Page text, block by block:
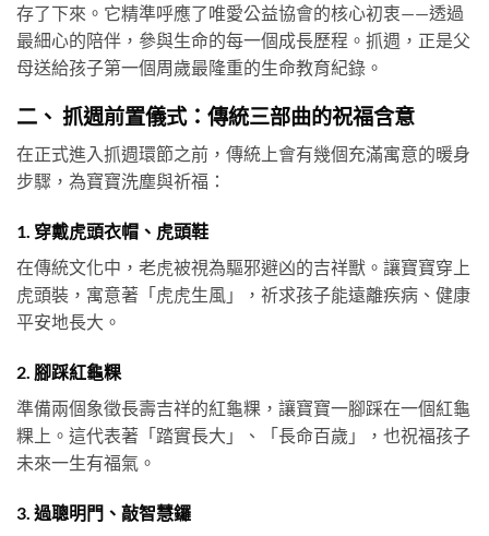
存了下來。它精準呼應了唯愛公益協會的核心初衷——透過
最細心的陪伴，參與生命的每一個成長歷程。抓週，正是父
母送給孩子第一個周歲最隆重的生命教育紀錄。
二、 抓週前置儀式：傳統三部曲的祝福含意
在正式進入抓週環節之前，傳統上會有幾個充滿寓意的暖身
步驟，為寶寶洗塵與祈福：
1. 穿戴虎頭衣帽、虎頭鞋
在傳統文化中，老虎被視為驅邪避凶的吉祥獸。讓寶寶穿上
虎頭裝，寓意著「虎虎生風」，祈求孩子能遠離疾病、健康
平安地長大。
2. 腳踩紅龜粿
準備兩個象徵長壽吉祥的紅龜粿，讓寶寶一腳踩在一個紅龜
粿上。這代表著「踏實長大」、「長命百歲」，也祝福孩子
未來一生有福氣。
3. 過聰明門、敲智慧鑼